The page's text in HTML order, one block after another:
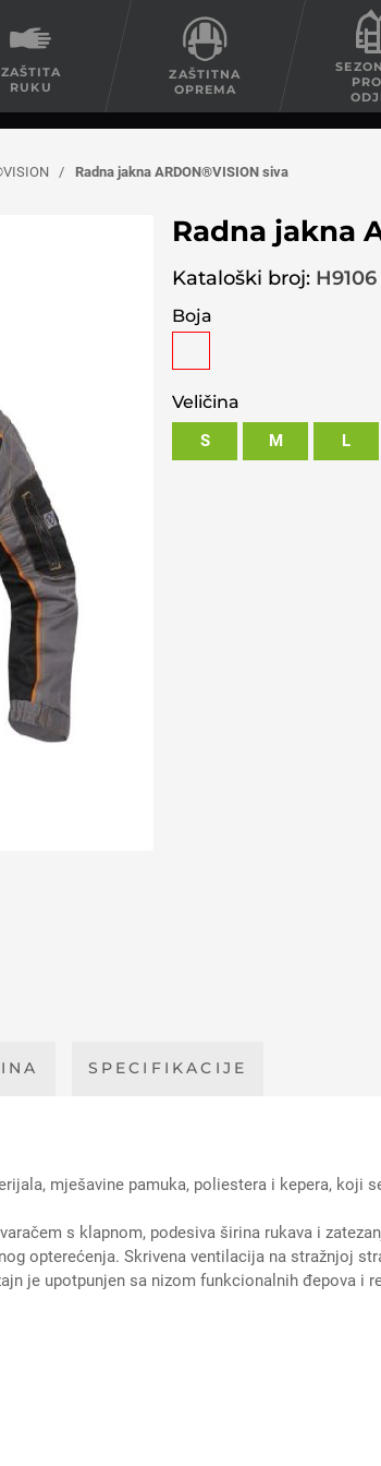
ZAŠTITA
RUKU
ZAŠTITNA
OPREMA
/ Radna jakna ARDON®VISION siva
Radna jakna
Kataloški broj: H9106
Boja
Veličina
S M L
SPECIFIKACIJE
mješavine pamuka, poliestera i kepera,
s klapnom, podesiva širina rukava i
opterećenja. Skrivena ventilacija na stražnjoj
je upotpunjen sa nizom funkcionalnih đepova